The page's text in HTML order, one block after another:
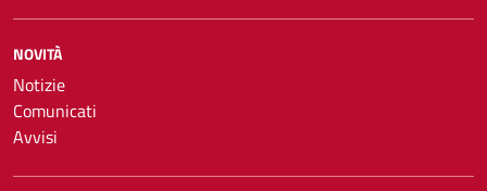
NOVITÀ
Notizie
Comunicati
Avvisi